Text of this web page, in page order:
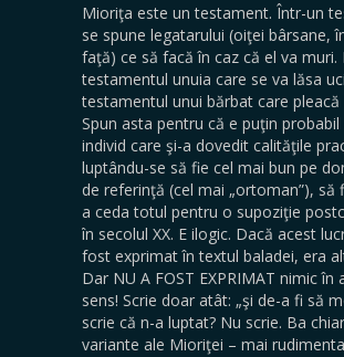
Mioriţa este un testament. Într-un
se spune legatarului (oiţei bârsane,
faţă) ce să facă în caz că el va muri.
testamentul unuia care se va lăsa
testamentul unui bărbat care pleacă
Spun asta pentru că e puţin probabil
individ care şi-a dovedit calităţile
luptându-se să fie cel mai bun pe
de referinţă (cel mai „ortoman”), să
a ceda totul pentru o supoziţie
în secolul XX. E ilogic. Dacă acest
fost exprimat în textul baladei, era
Dar NU A FOST EXPRIMAT nimic în
sens! Scrie doar atât: „şi de-a fi să
scrie că n-a luptat? Nu scrie. Ba
variante ale Mioriţei – mai